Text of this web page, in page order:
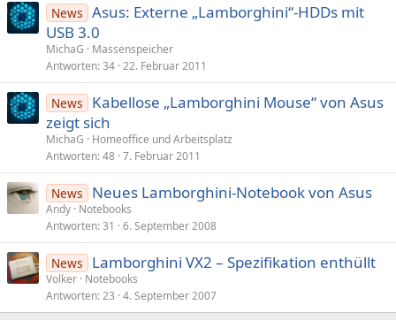
News Asus: Externe „Lamborghini“-HDDs mit
USB 3.0
MichaG
Massenspeicher
Antworten 34 22. Februar 2011
News
Kabellose „Lamborghini Mouse“ von Asus
zeigt sich
MichaG
Homeoffice und Arbeitsplatz
Antworten 48 7. Februar 2011
News Neues Lamborghini-Notebook von Asus
Andy Notebooks
Antworten 31 6. September 2008
News Lamborghini VX2 – Spezifikation enthüllt
Volker Notebooks
Antworten 23 4. September 2007